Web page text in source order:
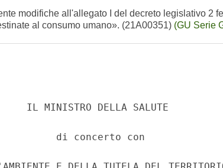
modifiche all'allegato I del decreto legislativo 2
al consumo umano». (21A00351) (GU Serie